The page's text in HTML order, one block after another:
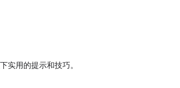
实用的提示和技巧。